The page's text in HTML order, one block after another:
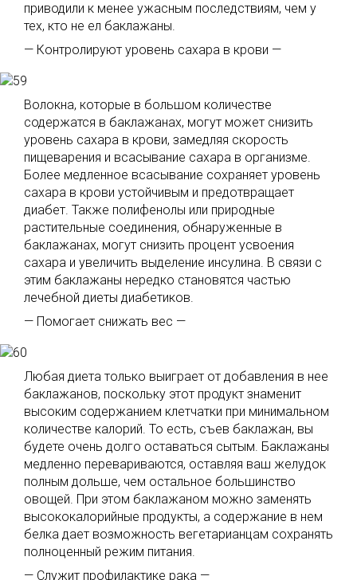
приводили к менее ужасным последствиям, чем у
тех, кто не ел баклажаны.
— Контролируют уровень сахара в крови —
Волокна, которые в большом количестве
содержатся в баклажанах, могут может снизить
уровень сахара в крови, замедляя скорость
пищеварения и всасывание сахара в организме.
Более медленное всасывание сохраняет уровень
сахара в крови устойчивым и предотвращает
диабет. Также полифенолы или природные
растительные соединения, обнаруженные в
баклажанах, могут снизить процент усвоения
сахара и увеличить выделение инсулина. В связи с
этим баклажаны нередко становятся частью
лечебной диеты диабетиков.
— Помогает снижать вес —
Любая диета только выиграет от добавления в нее
баклажанов, поскольку этот продукт знаменит
высоким содержанием клетчатки при минимальном
количестве калорий. То есть, съев баклажан, вы
будете очень долго оставаться сытым. Баклажаны
медленно перевариваются, оставляя ваш желудок
полным дольше, чем остальное большинство
овощей. При этом баклажаном можно заменять
высококалорийные продукты, а содержание в нем
белка дает возможность вегетарианцам сохранять
полноценный режим питания.
— Служит профилактике рака —